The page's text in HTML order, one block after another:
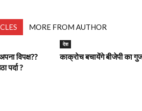
MORE FROM AUTHOR
विपक्ष??
पर्दा ?
देश
काक्रोच बचायेंगे बीजेपी का